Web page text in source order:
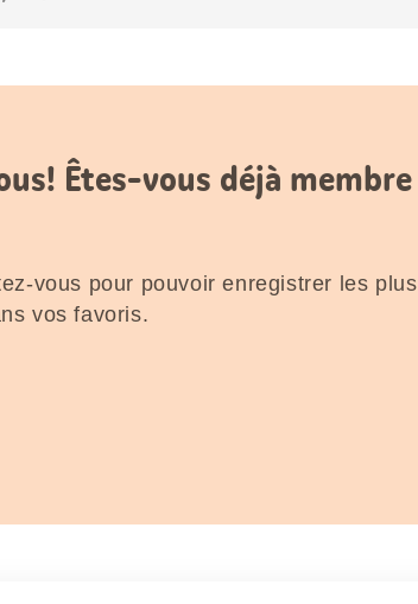
Êtes-vous déjà membre
vous pour pouvoir enregistrer les plus
vos favoris.